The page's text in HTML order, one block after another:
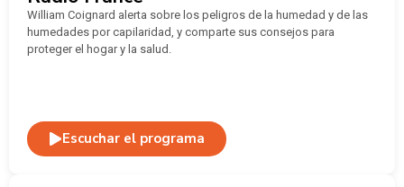
William Coignard alerta sobre los peligros de la humedad y de las
humedades por capilaridad, y comparte sus consejos para
proteger el hogar y la salud.
Escuchar el programa